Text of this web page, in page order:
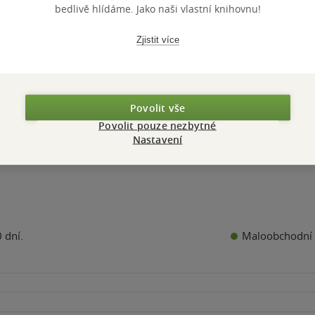
Ivan Bíbr Ivan Bíbr
měkká vazba
Ivan Bíbr
dní. Maloobchodní
bedlivě hlídáme. Jako naši vlastní knihovnu!
Zjistit více
Povolit vše
Povolit pouze nezbytné
Nastavení